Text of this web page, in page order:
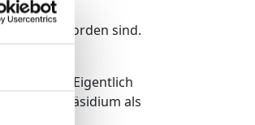
geworden sind.
Beckert. Eigentlich
Bundes-Präsidium als